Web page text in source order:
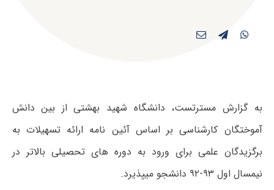
به گزارش مسترتست، دانشگاه شهید بهشتی از بین دانش
آموختگان کارشناسی بر اساس آئین نامه ارائه تسهیلات به
برگزیدگان علمی برای ورود به دوره های تحصیلی بالاتر در
نیمسال اول ۹۳-۹۲ دانشجو میپذیرد.